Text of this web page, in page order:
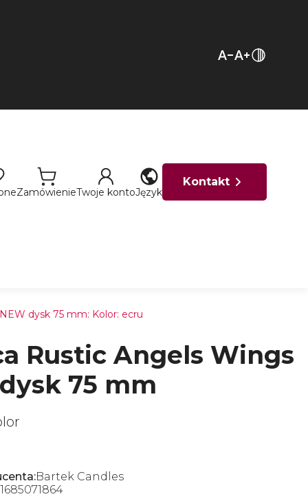
ZamówienieTwoje kontoJęzyk
Kontakt
dysk 75 mm: Kolor: ecru
Rustic Angels Wings
75 mm
Bartek Candles